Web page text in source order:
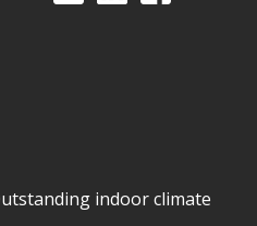
indoor climate